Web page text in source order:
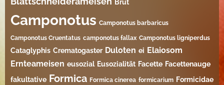
Brut
Camponotus Camponotus barbaricus
Camponotus Cruentatus camponotus fallax Camponotus ligniperdus
Cataglyphis Crematogaster Duloten ei Elaiosom
Ernteameisen eusozial Eusozialität Facette Facettenauge
fakultative Formica Formica cinerea formicarium Formicidae